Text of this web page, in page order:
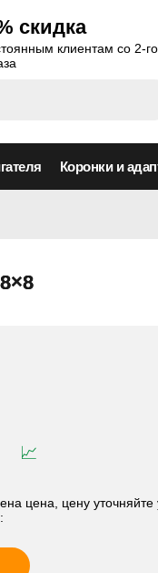
скидка
клиентам со 2-го
Коронки и
цена, цену уточняйте